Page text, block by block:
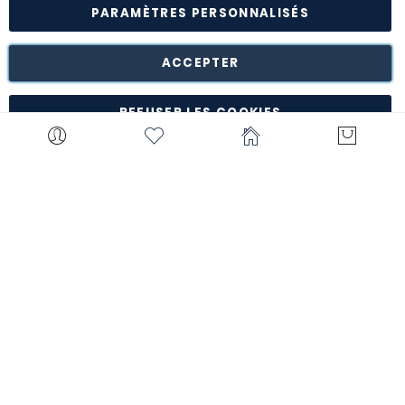
Retour des marchandises est possible* dans les 14 jours
suivant leur réception dans leur emballage d'origine intact à
notre entrepôt de Turnhout (Belgique).
*à l'exception de certains produits comme la
ACCEPTER
PARAMÈTRES PERSONNALISÉS
REFUSER LES COOKIES